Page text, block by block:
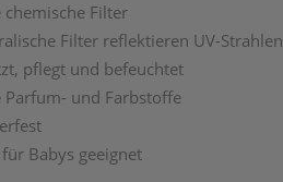
chemische Filter
Filter reflektieren UV-Strahlen
pflegt und befeuchtet
Parfum- und Farbstoffe
Babys geeignet